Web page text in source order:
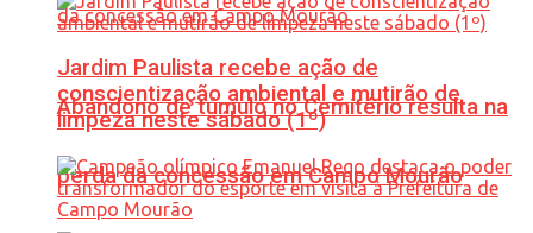
Abandono de túmulo no Cemitério resulta na
perda da concessão em Campo Mourão
Jardim Paulista recebe ação de
conscientização ambiental e mutirão de
limpeza neste sábado (1º)